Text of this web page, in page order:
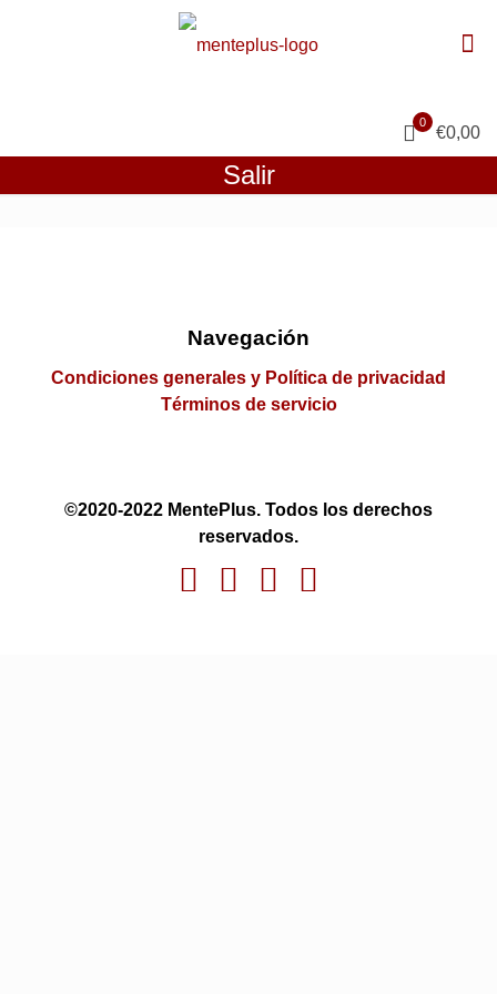
0
€0,00
Salir
Navegación
Condiciones generales y Política de privacidad
Términos de servicio
©2020-2022 MentePlus. Todos los derechos
reservados.